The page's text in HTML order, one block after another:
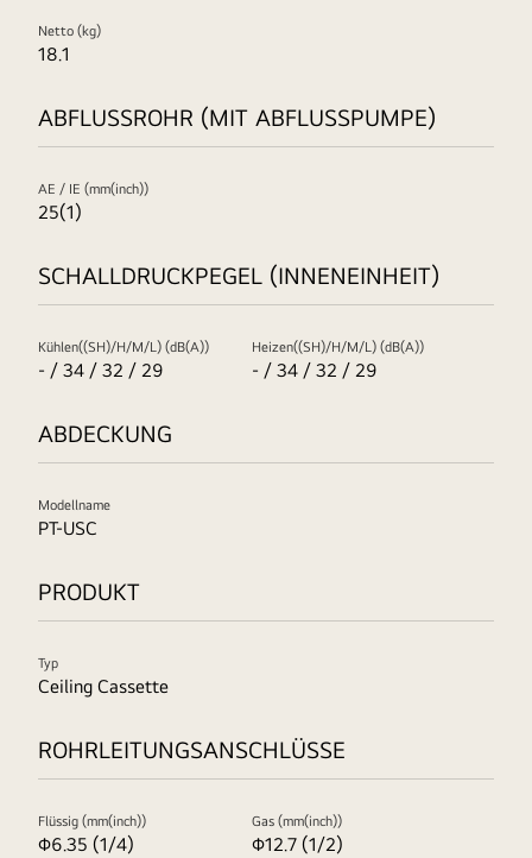
Netto (kg)
18.1
ABFLUSSROHR (MIT ABFLUSSPUMPE)
AE / IE (mm(inch))
25(1)
SCHALLDRUCKPEGEL (INNENEINHEIT)
Kühlen((SH)/H/M/L) (dB(A))
- / 34 / 32 / 29
Heizen((SH)/H/M/L) (dB(A))
- / 34 / 32 / 29
ABDECKUNG
Modellname
PT-USC
PRODUKT
Typ
Ceiling Cassette
ROHRLEITUNGSANSCHLÜSSE
Flüssig (mm(inch))
Φ6.35 (1/4)
Gas (mm(inch))
Φ12.7 (1/2)